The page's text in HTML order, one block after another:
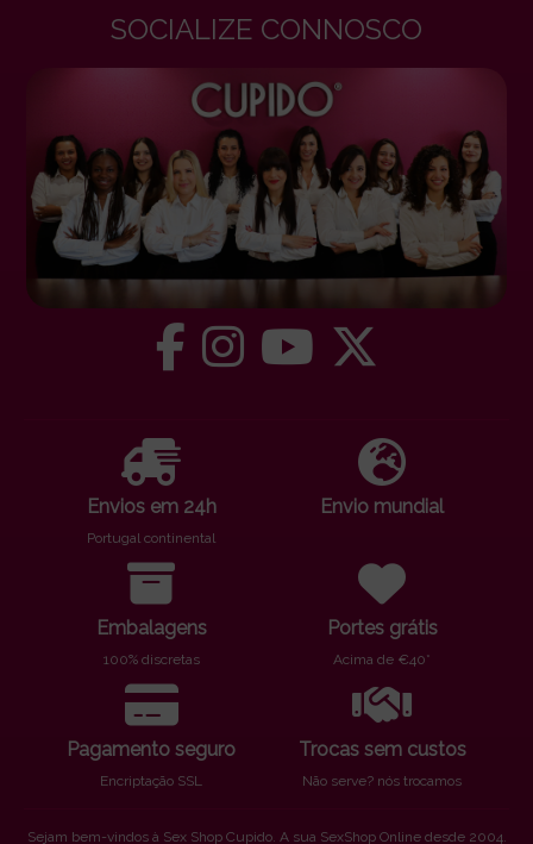
SOCIALIZE CONNOSCO
Envios em 24h
Portugal continental
Envio mundial
Embalagens
100% discretas
Portes grátis
Acima de €40*
Pagamento seguro
Encriptação SSL
Trocas sem custos
Não serve? nós trocamos
Sejam bem-vindos à Sex Shop Cupido. A sua SexShop Online desde 2004.